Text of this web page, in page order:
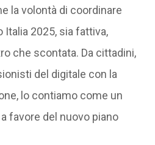
la volontà di coordinare
Italia 2025, sia fattiva,
che scontata. Da cittadini,
del digitale con la
lo contiamo come un
favore del nuovo piano